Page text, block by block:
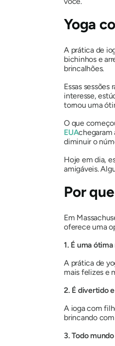
Yoga
A prática de
bichinhos e
brincalhões.
Essas
interesse,
tornou uma
O que
EUAchegaram
diminuir o
Hoje em dia,
amigáveis.
Por
Em
oferece uma
1. É uma
A prática de
mais felizes e
2. É divertido
A ioga com
brincando
3. Todo